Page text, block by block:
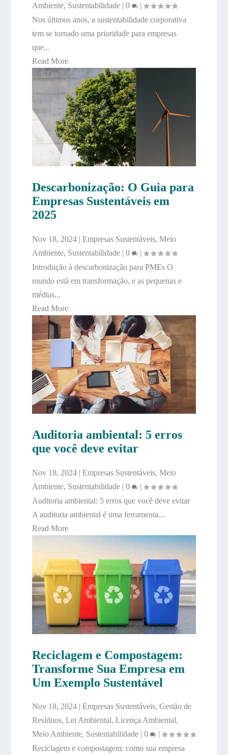
Ambiente, Sustentabilidade| 0
|
Nos últimos anos, a sustentabilidade corporativa
tem se tornado uma prioridade para empresas
que...
Read More
Descarbonização: O Guia para
Empresas Sustentáveis em
2025
Nov 18, 2024| Empresas Sustentáveis, Meio
Ambiente, Sustentabilidade| 0
|
Introdução à descarbonização para PMEs O
mundo está em transformação, e as pequenas e
médias...
Read More
Auditoria ambiental: 5 erros
que você deve evitar
Nov 18, 2024| Empresas Sustentáveis, Meio
Ambiente, Sustentabilidade| 0
|
Auditoria ambiental: 5 erros que você deve evitar
A auditoria ambiental é uma ferramenta...
Read More
Reciclagem e Compostagem:
Transforme Sua Empresa em
Um Exemplo Sustentável
Nov 18, 2024| Empresas Sustentáveis, Gestão de
Resíduos, Lei Ambiental, Licença Ambiental,
Meio Ambiente, Sustentabilidade| 0
|
Reciclagem e compostagem: como sua empresa